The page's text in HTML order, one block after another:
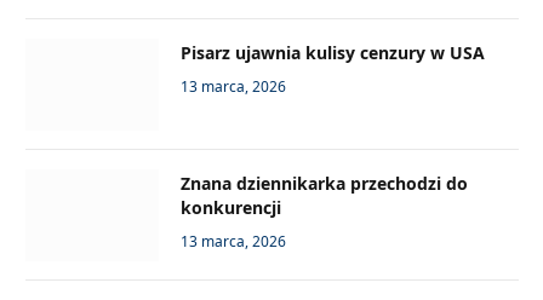
Pisarz ujawnia kulisy cenzury w USA
13 marca, 2026
Znana dziennikarka przechodzi do
konkurencji
13 marca, 2026